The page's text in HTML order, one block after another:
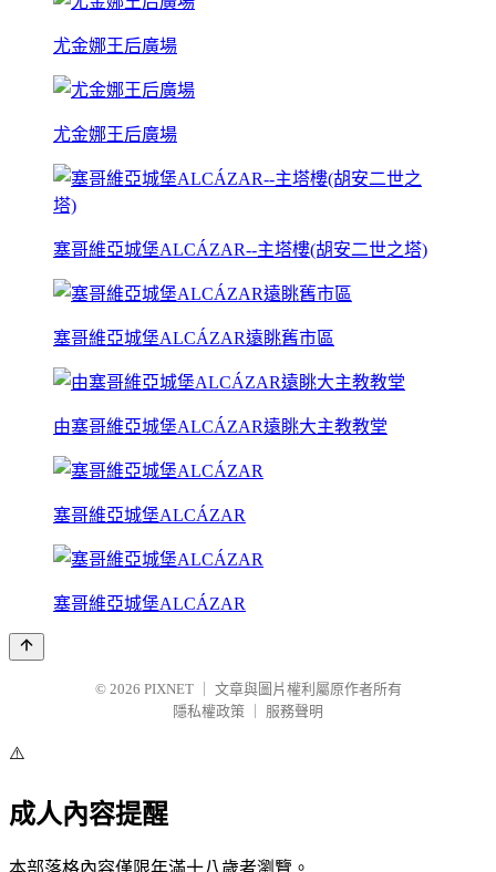
尤金娜王后廣場
尤金娜王后廣場
塞哥維亞城堡ALCÁZAR--主塔樓(胡安二世之塔)
塞哥維亞城堡ALCÁZAR遠眺舊市區
由塞哥維亞城堡ALCÁZAR遠眺大主教教堂
塞哥維亞城堡ALCÁZAR
塞哥維亞城堡ALCÁZAR
© 2026 PIXNET
文章與圖片權利屬原作者所有
隱私權政策
服務聲明
⚠️
成人內容提醒
本部落格內容僅限年滿十八歲者瀏覽。